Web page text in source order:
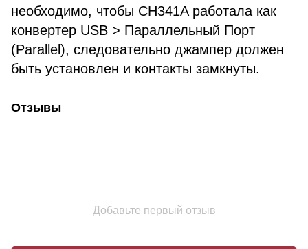
необходимо, чтобы CH341A работала как
конвертер USB > Параллельный Порт
(Parallel), следовательно джампер должен
быть установлен и контакты замкнуты.
Отзывы
Добавьте первый отзыв